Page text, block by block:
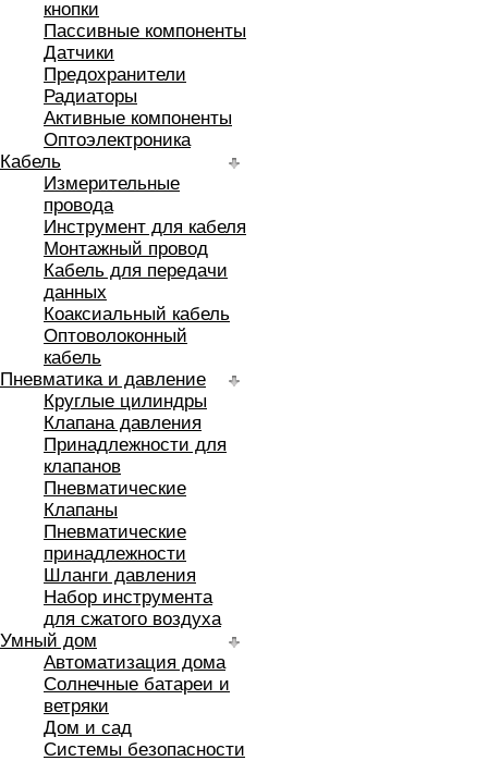
кнопки
Пассивные компоненты
Датчики
Предохранители
Радиаторы
Активные компоненты
Оптоэлектроника
Кабель
Измерительные
провода
Инструмент для кабеля
Монтажный провод
Кабель для передачи
данных
Коаксиальный кабель
Оптоволоконный
кабель
Пневматика и давление
Круглые цилиндры
Клапана давления
Принадлежности для
клапанов
Пневматические
Клапаны
Пневматические
принадлежности
Шланги давления
Набор инструмента
для сжатого воздуха
Умный дом
Автоматизация дома
Солнечные батареи и
ветряки
Дом и сад
Системы безопасности